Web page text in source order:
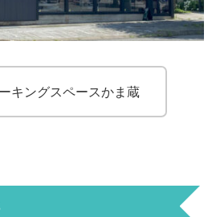
キングスペースかま蔵